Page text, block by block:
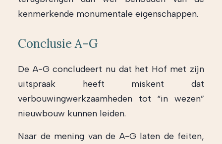
kenmerkende monumentale eigenschappen.
Conclusie A-G
De A-G concludeert nu dat het Hof met zijn
uitspraak heeft miskent dat
verbouwingwerkzaamheden tot “in wezen”
nieuwbouw kunnen leiden.
Naar de mening van de A-G laten de feiten,